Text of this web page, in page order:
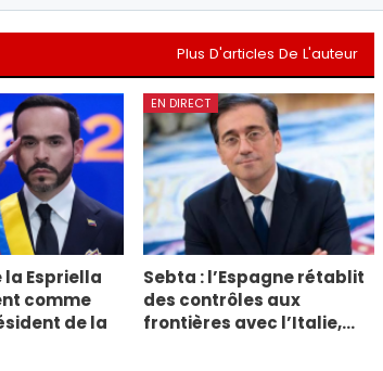
Plus D'articles De L'auteur
Espriella
comme
de la
EN DIRECT
Sebta : l’Espagne rétablit
des contrôles aux
frontières avec l’Italie,…